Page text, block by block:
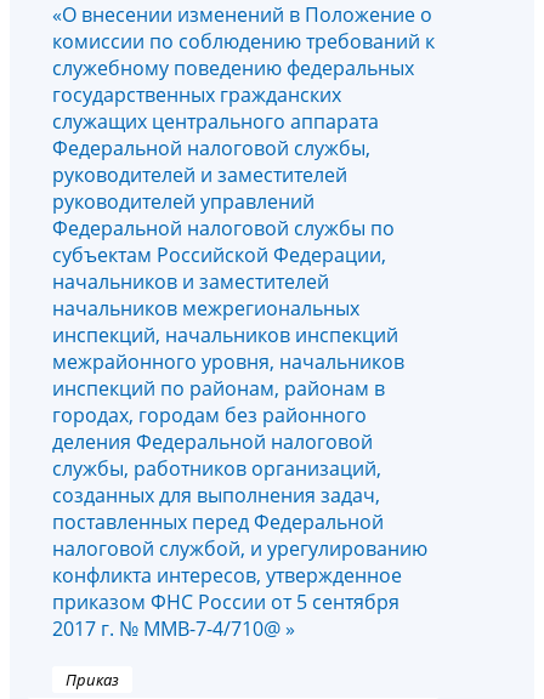
«О внесении изменений в Положение о
комиссии по соблюдению требований к
служебному поведению федеральных
государственных гражданских
служащих центрального аппарата
Федеральной налоговой службы,
руководителей и заместителей
руководителей управлений
Федеральной налоговой службы по
субъектам Российской Федерации,
начальников и заместителей
начальников межрегиональных
инспекций, начальников инспекций
межрайонного уровня, начальников
инспекций по районам, районам в
городах, городам без районного
деления Федеральной налоговой
службы, работников организаций,
созданных для выполнения задач,
поставленных перед Федеральной
налоговой службой, и урегулированию
конфликта интересов, утвержденное
приказом ФНС России от 5 сентября
2017 г. № ММВ-7-4/710@ »
Приказ